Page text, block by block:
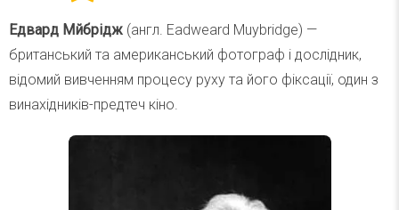
Едвард Мйбрідж (англ. Eadweard Muybridge) —
британський та американський фотограф і дослідник,
відомий вивченням процесу руху та його фіксації, один з
винахідників-предтеч кіно.